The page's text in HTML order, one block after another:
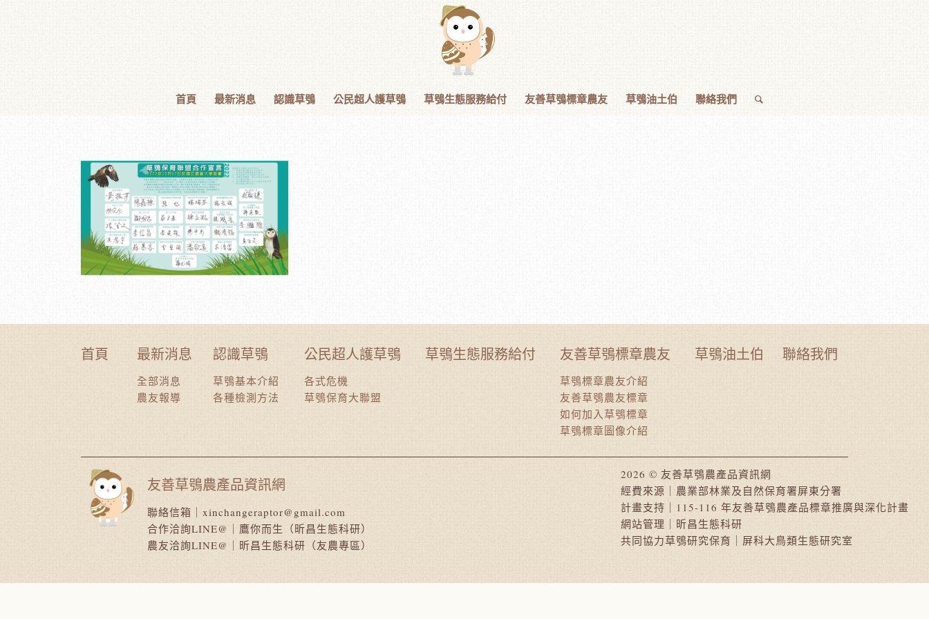
首頁 最新消息 認識草鴞 公民超人護草鴞 草鴞生態服務給付 友善草鴞標章農友 草鴞油土伯 聯絡我們
首頁 最新消息
全部消息
農友報導
認識草鴞
草鴞基本介紹
各種檢測方法
公民超人護草鴞
各式危機
草鴞保育大聯盟
草鴞生態服務給付 友善草鴞標章農友
草鴞標章農友介紹
友善草鴞農友標章
如何加入草鴞標章
草鴞標章圖像介紹
草鴞油土伯 聯絡我們
友善草鴞農產品資訊網
聯絡信箱｜xinchangeraptor@gmail.com
合作洽詢LINE@｜ 鷹你而生（昕昌生態科研）
農友洽詢LINE@｜ 昕昌生態科研（友農專區）
2026 © 友善草鴞農產品資訊網
經費來源｜農業部林業及自然保育署屏東分署
計畫支持｜115-116 年友善草鴞農產品標章推廣與深化計畫
網站管理｜昕昌生態科研
共同協力草鴞研究保育｜屏科大鳥類生態研究室